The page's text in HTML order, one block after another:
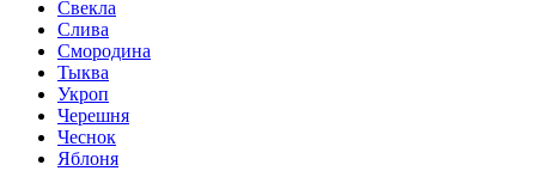
Свекла
Слива
Смородина
Тыква
Укроп
Черешня
Чеснок
Яблоня